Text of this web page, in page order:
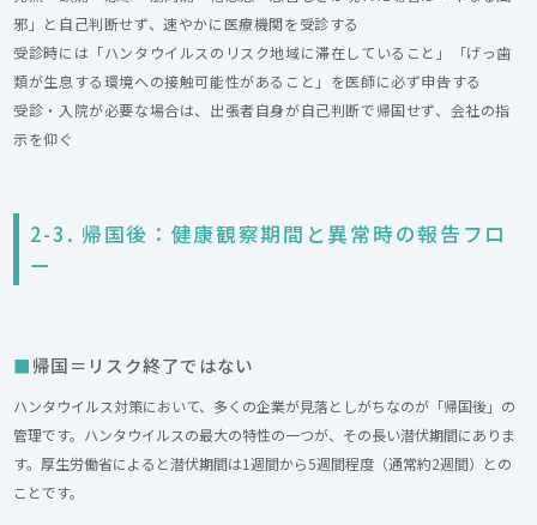
邪」と自己判断せず、速やかに医療機関を受診する
受診時には「ハンタウイルスのリスク地域に滞在していること」「げっ歯
類が生息する環境への接触可能性があること」を医師に必ず申告する
受診・入院が必要な場合は、出張者自身が自己判断で帰国せず、会社の指
示を仰ぐ
2-3. 帰国後：健康観察期間と異常時の報告フロ
ー
帰国＝リスク終了ではない
ハンタウイルス対策において、多くの企業が見落としがちなのが「帰国後」の
管理です。ハンタウイルスの最大の特性の一つが、その長い潜伏期間にありま
す。厚生労働省によると潜伏期間は1週間から5週間程度（通常約2週間）との
ことです。